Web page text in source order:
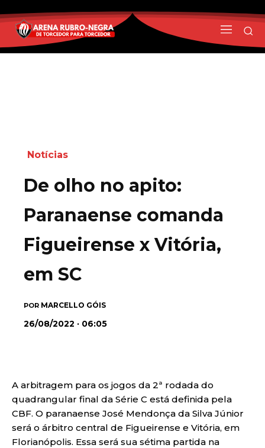
Notícias
De olho no apito:
Paranaense comanda
Figueirense x Vitória,
em SC
POR MARCELLO GÓIS
26/08/2022 · 06:05
A arbitragem para os jogos da 2ª rodada do
quadrangular final da Série C está definida pela
CBF. O paranaense José Mendonça da Silva Júnior
será o árbitro central de Figueirense e Vitória, em
Florianópolis. Essa será sua sétima partida na